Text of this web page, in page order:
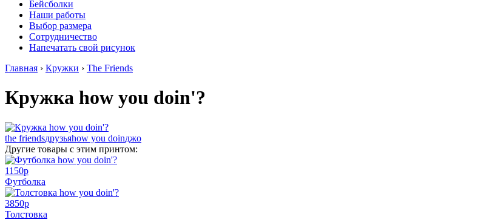
Бейсболки
Наши работы
Выбор размера
Сотрудничество
Напечатать свой рисунок
Главная › Кружки › The Friends
Кружка how you doin'?
the friendsдрузьяhow you doinджо
Другие товары с этим принтом:
1150p
Футболка
3850p
Толстовка